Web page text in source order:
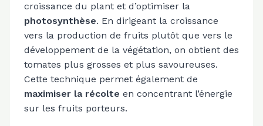
croissance du plant et d’optimiser la
photosynthèse. En dirigeant la croissance
vers la production de fruits plutôt que vers le
développement de la végétation, on obtient des
tomates plus grosses et plus savoureuses.
Cette technique permet également de
maximiser la récolte en concentrant l’énergie
sur les fruits porteurs.